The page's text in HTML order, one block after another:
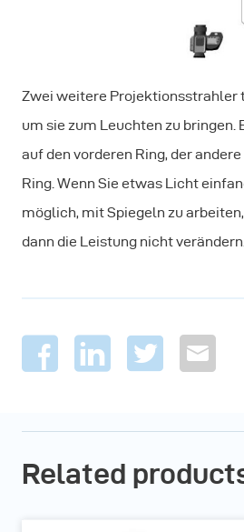
Zwei weitere Projektionsstrahler
um sie zum Leuchten zu bringen.
auf den vorderen Ring, der
Ring. Wenn Sie etwas Licht
möglich, mit Spiegeln zu
dann die Leistung nicht verändern.
Related